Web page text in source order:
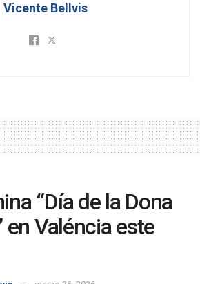
Vicente Bellvis
“Día de la Dona
en Valéncia este